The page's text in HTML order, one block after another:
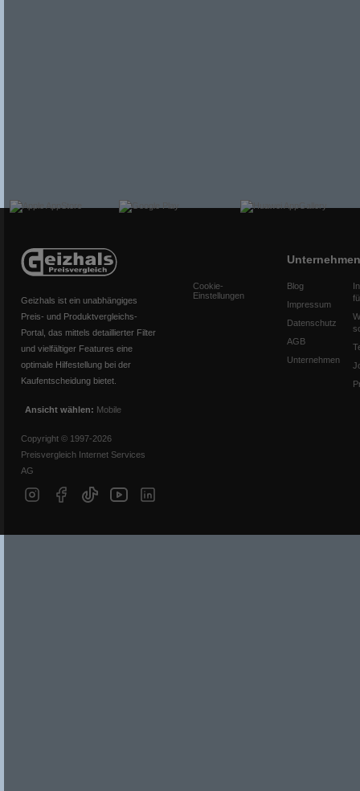
Geizhals ist ein unabhängiges
Preis- und Produktvergleichs-
Portal, das mittels detaillierter Filter
und vielfältiger Features eine
optimale Hilfestellung bei der
Kaufentscheidung bietet.
Ansicht wählen: Mobile
Copyright © 1997-2026
Preisvergleich Internet Services
AG
Cookie-
Einstellungen
Unternehmen
Blog
Impressum
Datenschutz
AGB
Unternehmen